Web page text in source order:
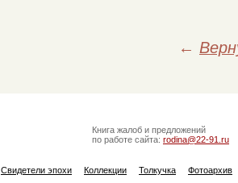
←
Книга жалоб и предложений
по работе сайта: rodina@22-91.ru
Свидетели эпохи Коллекции Толкучка Фотоархив